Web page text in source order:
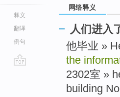
释义
翻译
例句
网络释义
人们进入
他毕业 »
the
2302室 »
building